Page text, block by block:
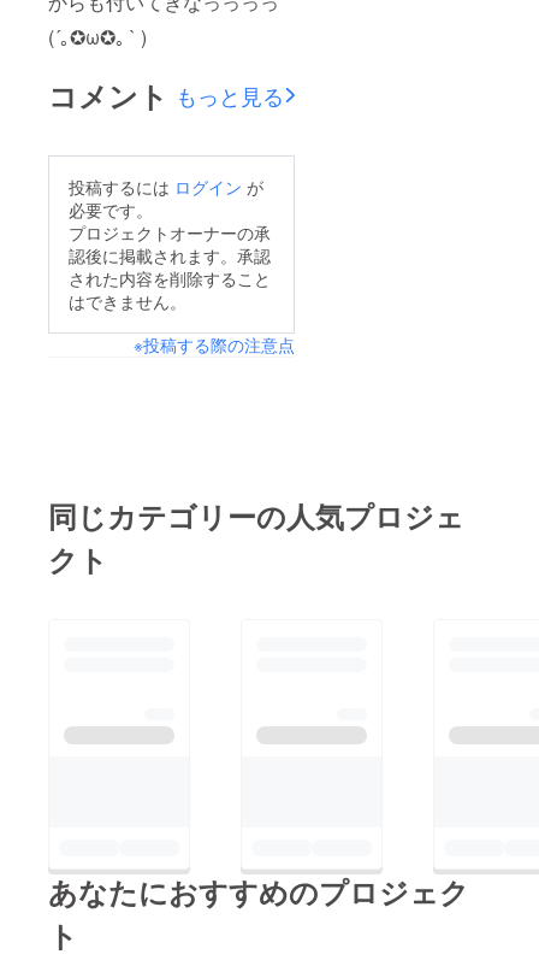
(´｡✪ω✪｡ ` )
コメント もっと見る
投稿するには ログイン が
必要です。
プロジェクトオーナーの承
認後に掲載されます。承認
された内容を削除すること
はできません。
※投稿する際の注意点
同じカテゴリーの人気プロジェ
クト
あなたにおすすめのプロジェク
ト